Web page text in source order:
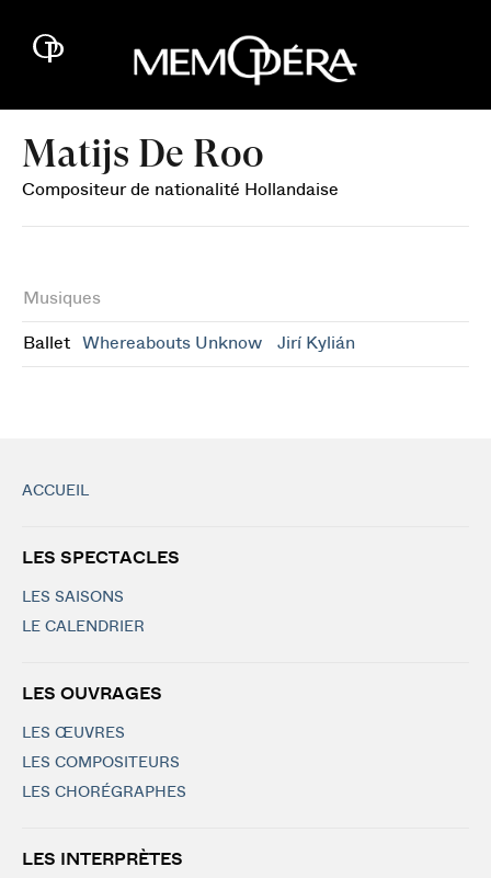
Matijs De Roo
Compositeur de nationalité Hollandaise
Musiques
Ballet Whereabouts Unknow Jirí Kylián
ACCUEIL
LES SPECTACLES
LES SAISONS
LE CALENDRIER
LES OUVRAGES
LES ŒUVRES
LES COMPOSITEURS
LES CHORÉGRAPHES
LES INTERPRÈTES